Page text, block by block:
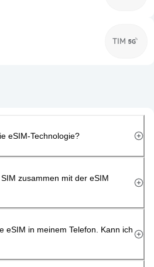
TIM
eSIM-Technologie?
zusammen mit der eSIM
eSIM in meinem Telefon. Kann ich